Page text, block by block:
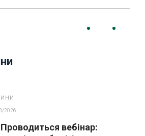
2026
Проводиться вебінар: